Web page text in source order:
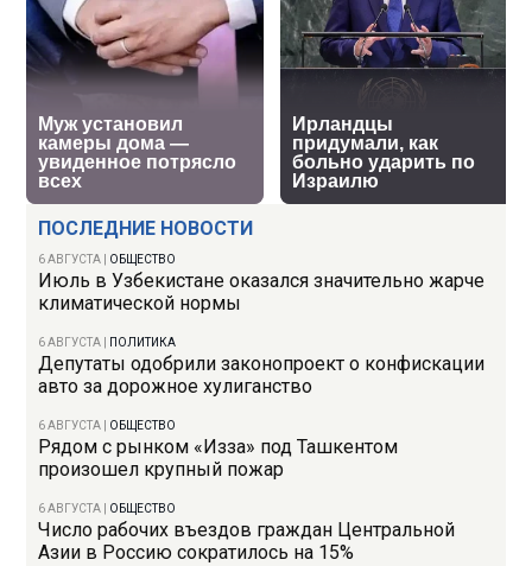
ПОСЛЕДНИЕ НОВОСТИ
6 АВГУСТА ОБЩЕСТВО
Июль в Узбекистане оказался значительно жарче
климатической нормы
6 АВГУСТА ПОЛИТИКА
Депутаты одобрили законопроект о конфискации
авто за дорожное хулиганство
6 АВГУСТА ОБЩЕСТВО
Рядом с рынком «Изза» под Ташкентом
произошел крупный пожар
6 АВГУСТА ОБЩЕСТВО
Число рабочих въездов граждан Центральной
Азии в Россию сократилось на 15%